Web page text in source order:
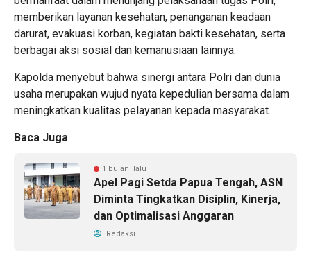
memberikan layanan kesehatan, penanganan keadaan
darurat, evakuasi korban, kegiatan bakti kesehatan, serta
berbagai aksi sosial dan kemanusiaan lainnya.
Kapolda menyebut bahwa sinergi antara Polri dan dunia
usaha merupakan wujud nyata kepedulian bersama dalam
meningkatkan kualitas pelayanan kepada masyarakat.
Baca Juga
1 bulan lalu
Apel Pagi Setda Papua Tengah, ASN
Diminta Tingkatkan Disiplin, Kinerja,
dan Optimalisasi Anggaran
Redaksi